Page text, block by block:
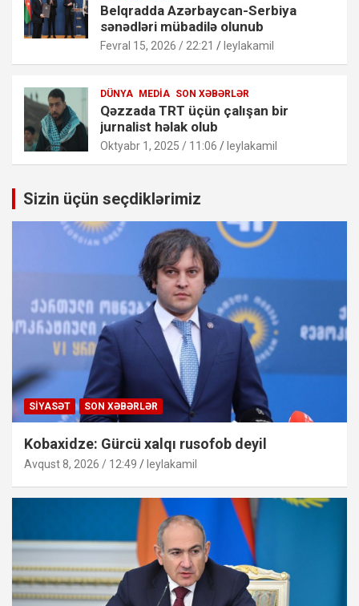
Belqradda Azərbaycan-Serbiya
sənədləri mübadilə olunub
Fevral 15, 2026 / 22:21 leylakamil
DÜNYA MEDIA SON XƏBƏRLƏR
Qəzzada TRT üçün çalışan bir
jurnalist həlak olub
Oktyabr 1, 2025 / 11:06 leylakamil
Sizin üçün seçdiklərimiz
SIYASƏT SON XƏBƏRLƏR
Kobaxidze: Gürcü xalqı rusofob deyil
Avqust 8, 2026 / 12:49 leylakamil